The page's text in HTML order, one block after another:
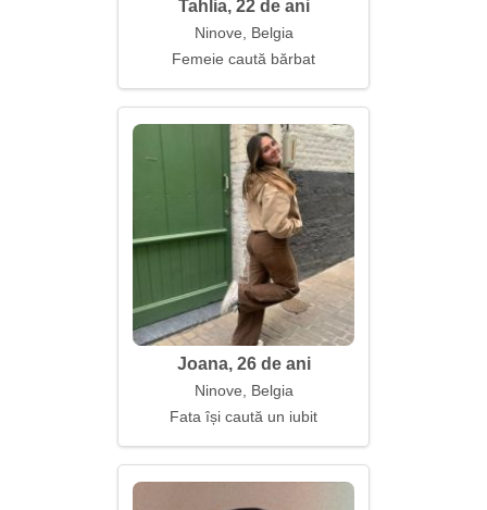
Tahlia, 22 de ani
Ninove, Belgia
Femeie caută bărbat
Joana, 26 de ani
Ninove, Belgia
Fata își caută un iubit